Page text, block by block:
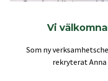
Vi
Som ny
rekryterat